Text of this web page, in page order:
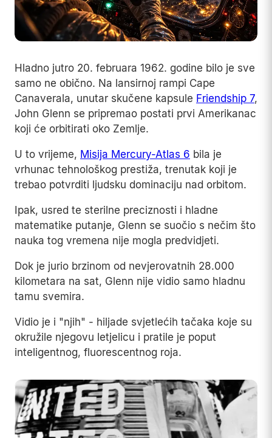
Hladno jutro 20. februara 1962. godine bilo je sve
samo ne obično. Na lansirnoj rampi Cape
Canaverala, unutar skučene kapsule Friendship 7,
John Glenn se pripremao postati prvi Amerikanac
koji će orbitirati oko Zemlje.
U to vrijeme, Misija Mercury-Atlas 6 bila je
vrhunac tehnološkog prestiža, trenutak koji je
trebao potvrditi ljudsku dominaciju nad orbitom.
Ipak, usred te sterilne preciznosti i hladne
matematike putanje, Glenn se suočio s nečim što
nauka tog vremena nije mogla predvidjeti.
Dok je jurio brzinom od nevjerovatnih 28.000
kilometara na sat, Glenn nije vidio samo hladnu
tamu svemira.
Vidio je i "njih" - hiljade svjetlećih tačaka koje su
okružile njegovu letjelicu i pratile je poput
inteligentnog, fluorescentnog roja.